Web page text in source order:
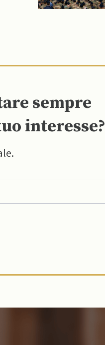
sempre
interesse?